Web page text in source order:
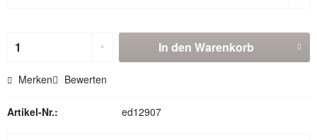
In den Warenkorb
Merken Bewerten
Artikel-Nr.: ed12907